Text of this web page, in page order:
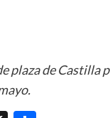
plaza de